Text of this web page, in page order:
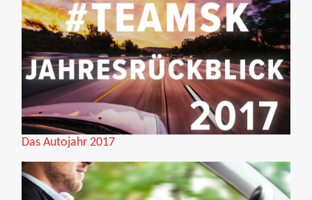
Das Autojahr 2017